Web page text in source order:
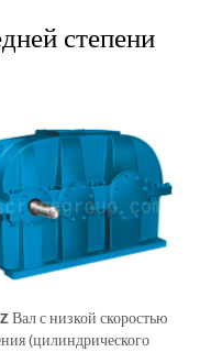
степени
Вал с низкой скоростью
(цилиндрического